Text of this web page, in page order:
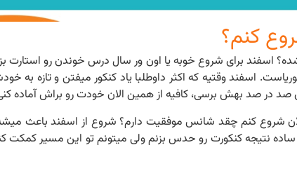
کنم؟ هنوز دیر نشده؟ اسفند برای شروع خوبه یا اون ور سال درس خوندن رو
اسفند وقتیه که اکثر داوطلبا یاد کنکور میفتن و تازه
صد در صد بهش برسی، کافیه از همین الان خودت رو براش آماده
شروع کنم چقد شانس موفقیت دارم؟ شروع از اسفند باعث
ساده نتیجه کنکورت رو حدس بزنم ولی میتونم تو این مسیر کمکت